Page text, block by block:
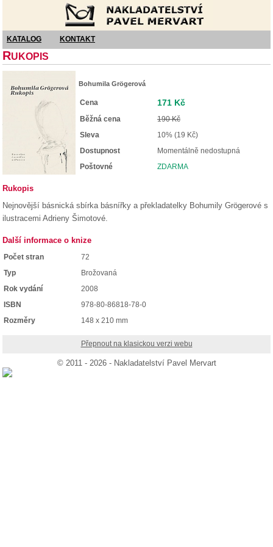
KATALOG KONTAKT
RUKOPIS
Bohumila Grögerová
Cena 171 Kč
Běžná cena
190 Kč
Sleva
10% (19 Kč)
Dostupnost
Momentálně nedostupná
Poštovné
ZDARMA
Rukopis
Nejnovější básnická sbírka básnířky a překladatelky Bohumily Grögerové s
ilustracemi Adrieny Šimotové.
Další informace o knize
Počet stran
72
Typ
Brožovaná
Rok vydání
2008
ISBN
978-80-86818-78-0
Rozměry
148 x 210 mm
Přepnout na klasickou verzi webu
© 2011 - 2026 - Nakladatelství Pavel Mervart